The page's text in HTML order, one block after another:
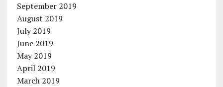
September 2019
August 2019
July 2019
June 2019
May 2019
April 2019
March 2019